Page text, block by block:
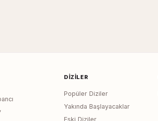
DIZILER
Popüler Diziler
Yakında Başlayacaklar
Eski Diziler